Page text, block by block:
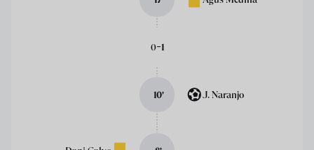
0-1
J. Naranjo
10’